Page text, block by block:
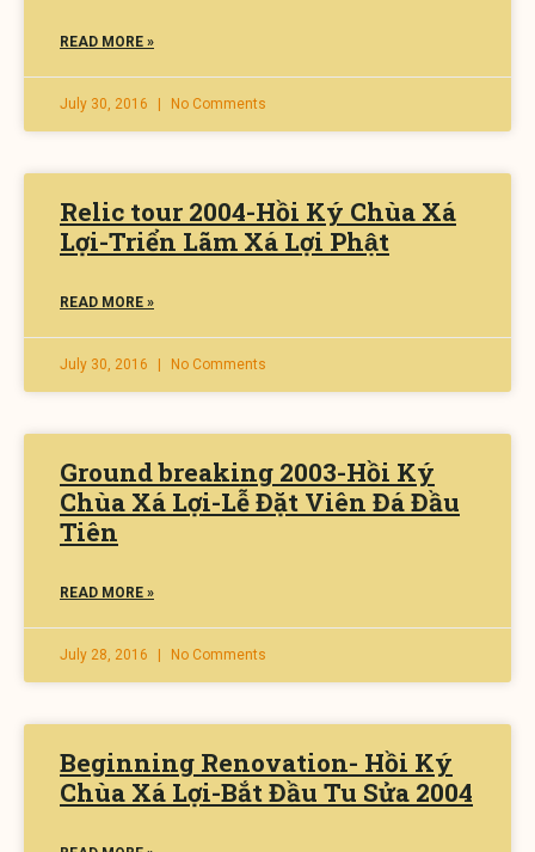
READ MORE »
July 30, 2016 No Comments
Relic tour 2004-Hồi Ký Chùa Xá
Lợi-Triển Lãm Xá Lợi Phật
READ MORE »
July 30, 2016 No Comments
Ground breaking 2003-Hồi Ký
Chùa Xá Lợi-Lễ Đặt Viên Đá Đầu
Tiên
READ MORE »
July 28, 2016 No Comments
Beginning Renovation- Hồi Ký
Chùa Xá Lợi-Bắt Đầu Tu Sửa 2004